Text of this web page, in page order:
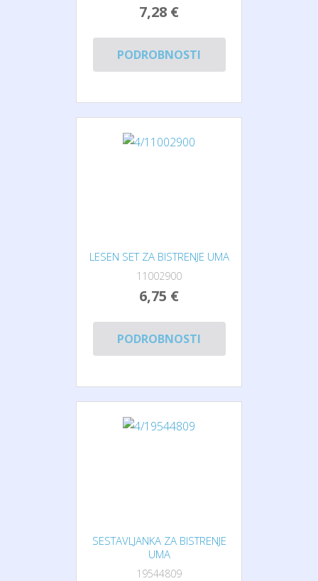
7,28 €
PODROBNOSTI
LESEN SET ZA BISTRENJE UMA
11002900
6,75 €
PODROBNOSTI
SESTAVLJANKA ZA BISTRENJE
UMA
19544809